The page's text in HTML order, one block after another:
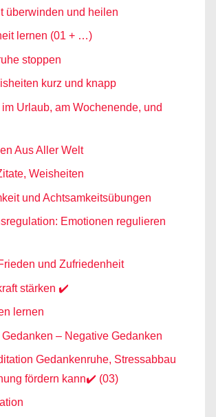
überwinden und heilen
lernen (01 + …)
stoppen
kurz und knapp
Urlaub, am Wochenende, und
Aus Aller Welt
Weisheiten
und Achtsamkeitsübungen
Emotionen regulieren
und Zufriedenheit
stärken ✔️
lernen
– Negative Gedanken
Gedankenruhe, Stressabbau
fördern kann✔️ (03)